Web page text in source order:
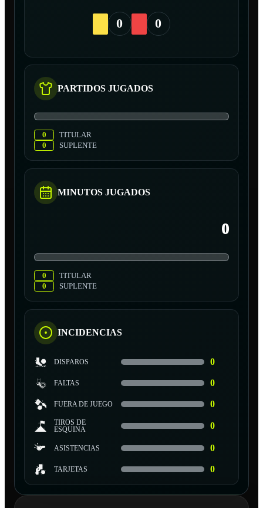
0 0
PARTIDOS JUGADOS
0
TITULAR
0
SUPLENTE
MINUTOS JUGADOS
0
0
TITULAR
0
SUPLENTE
INCIDENCIAS
DISPAROS 0
FALTAS 0
FUERA DE JUEGO 0
TIROS DE
ESQUINA
0
ASISTENCIAS 0
TARJETAS 0